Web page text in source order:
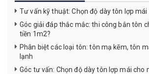
Tư vấn kỹ thuật: Chọn độ dày tôn lợp
Góc giải đáp thắc mắc: thi công bắn tôn
tiền 1m2?
Phân biệt các loại tôn: tôn mạ kẽm, tôn
lạnh
Góc tư vấn: Chọn độ dày tôn lợp mái cho